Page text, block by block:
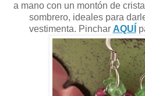
a mano con un montón de
sombrero, ideales para
vestimenta. Pinchar AQUÍ